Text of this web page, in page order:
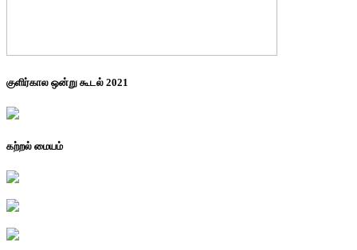
குளிர்கால ஒன்று கூடல் 2021
கற்றல் மையம்